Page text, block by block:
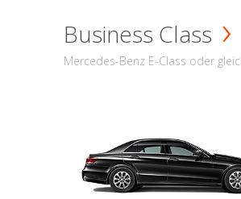
Business Class
Mercedes-Benz E-Class oder